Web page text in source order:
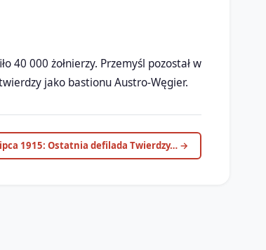
40 000 żołnierzy. Przemyśl pozostał w
jako bastionu Austro-Węgier.
1915: Ostatnia defilada Twierdzy… →